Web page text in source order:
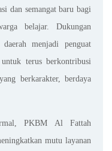
dan semangat baru bagi
belajar. Dukungan
menjadi penguat
terus berkontribusi
berkarakter, berdaya
PKBM Al Fattah
mutu layanan